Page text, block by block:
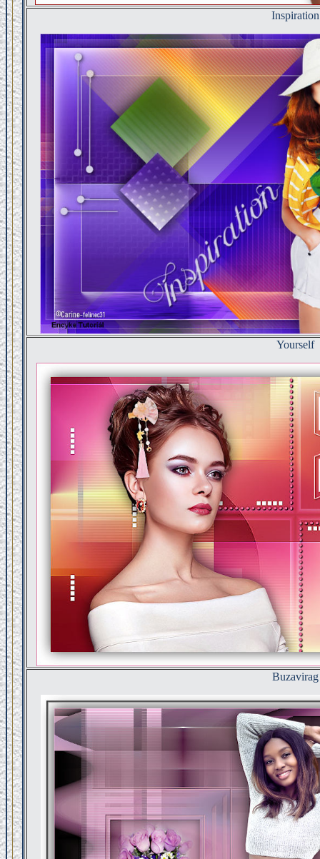
Inspiration
Yourself
Buzavirag